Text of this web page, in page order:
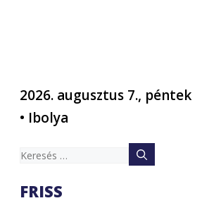
2026. augusztus 7., péntek
• Ibolya
Keresés:
FRISS